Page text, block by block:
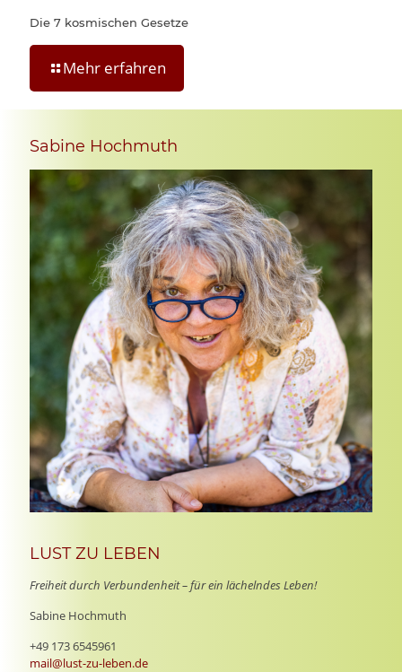
Die 7 kosmischen Gesetze
Mehr erfahren
Sabine Hochmuth
LUST ZU LEBEN
Freiheit durch Verbundenheit – für ein lächelndes Leben!
Sabine Hochmuth
+49 173 6545961
mail@lust-zu-leben.de